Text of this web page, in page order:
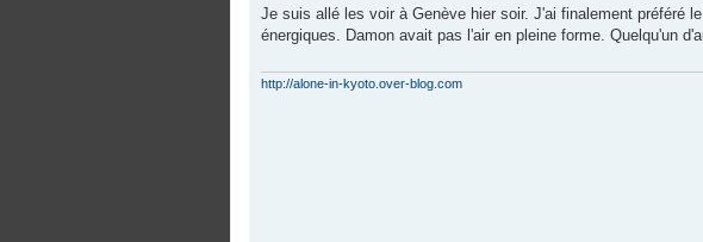
s
a
Je suis allé les voir à Genève hier soir. J'ai finalement préféré
énergiques. Damon avait pas l'air en pleine forme. Quelqu'un
http://alone-in-kyoto.over-blog.com